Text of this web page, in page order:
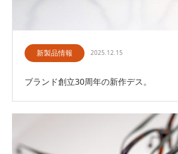
新製品情報 2025.12.15
ブランド創立30周年の新作デス。